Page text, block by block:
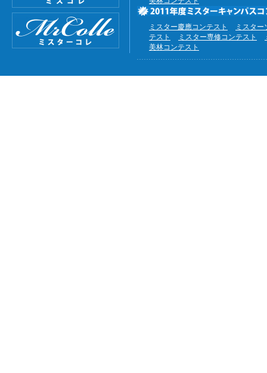
ミスター慶應コンテスト
ミスタ
テスト
ミスター専修コンテスト
美林コンテスト